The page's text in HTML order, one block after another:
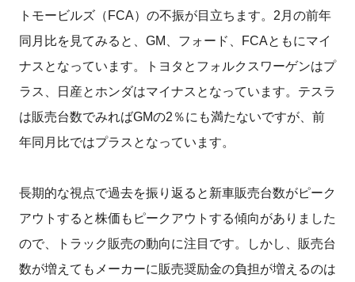
トモービルズ（FCA）の不振が目立ちます。2月の前年
同月比を見てみると、GM、フォード、FCAともにマイ
ナスとなっています。トヨタとフォルクスワーゲンはプ
ラス、日産とホンダはマイナスとなっています。テスラ
は販売台数でみればGMの2％にも満たないですが、前
年同月比ではプラスとなっています。
長期的な視点で過去を振り返ると新車販売台数がピーク
アウトすると株価もピークアウトする傾向がありました
ので、トラック販売の動向に注目です。しかし、販売台
数が増えてもメーカーに販売奨励金の負担が増えるのは